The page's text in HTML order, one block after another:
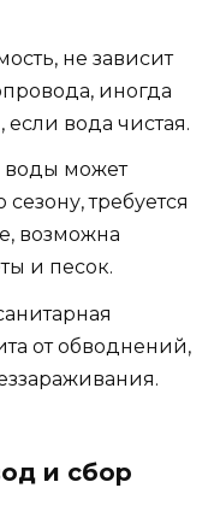
не зависит
иногда
вода чистая.
воды может
требуется
возможна
и песок.
от обводнений,
и сбор